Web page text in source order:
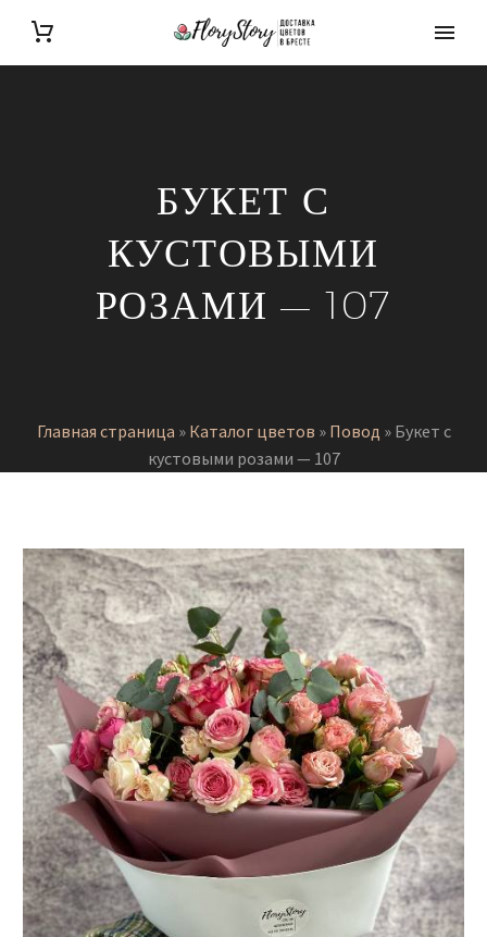
БУКЕТ С
КУСТОВЫМИ
РОЗАМИ — 107
Главная страница » Каталог цветов » Повод » Букет с
кустовыми розами — 107